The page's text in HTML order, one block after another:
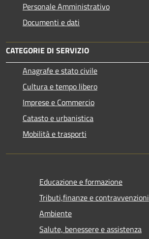
Personale Amministrativo
Documenti e dati
CATEGORIE DI SERVIZIO
Anagrafe e stato civile
Cultura e tempo libero
Imprese e Commercio
Catasto e urbanistica
Mobilità e trasporti
Educazione e formazione
Tributi,finanze e contravvenzioni
Ambiente
Salute, benessere e assistenza